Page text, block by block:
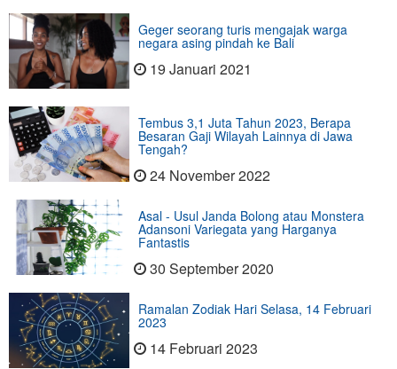
Geger seorang turis mengajak warga
negara asing pindah ke Bali
19 Januari 2021
Tembus 3,1 Juta Tahun 2023, Berapa
Besaran Gaji Wilayah Lainnya di Jawa
Tengah?
24 November 2022
Asal - Usul Janda Bolong atau Monstera
Adansoni Variegata yang Harganya
Fantastis
30 September 2020
Ramalan Zodiak Hari Selasa, 14 Februari
2023
14 Februari 2023